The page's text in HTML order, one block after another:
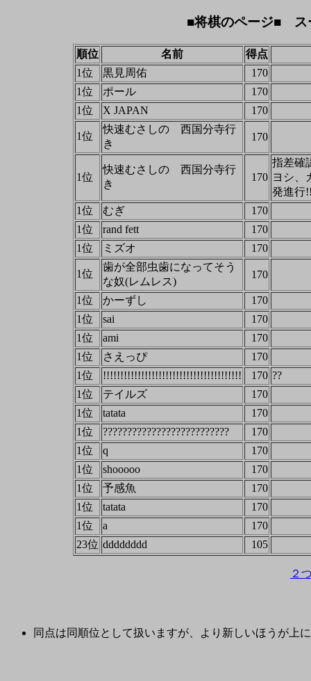
■将棋のページ■ ス
順位 名前
得点
1位
黒見周佑
170
1位
ポール
170
1位
X JAPAN 170
1位
快速むさしの 西国分寺行
き
170
1位
快速むさしの 西国分寺行
き
170
指差確
ヨシ、
発進行
1位
むぎ
170
1位
rand fett
170
1位
ミズオ 170
1位
歯が全部虫歯になってそう
な奴(レムレス)
170
1位 かーずし
170
1位
sai
170
1位
ami
170
1位
さえっぴ
170
1位
!!!!!!!!!!!!!!!!!!!!!!!!!!!!!!!!!!!!!!!! 170 ??
1位
テイルズ
170
1位
tatata
170
1位
??????????????????????????
170
1位
q
170
1位
shooooo
170
1位
予感魚
170
1位
tatata
170
1位
a
170
23位 dddddddd 105
２
同点は同順位として扱いますが、より新しいほうが上